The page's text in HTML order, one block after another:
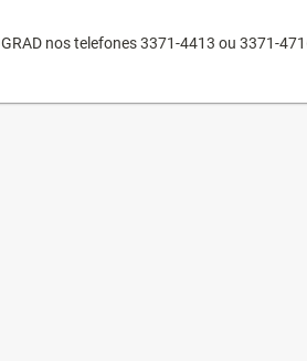
nos telefones 3371-4413 ou 3371-